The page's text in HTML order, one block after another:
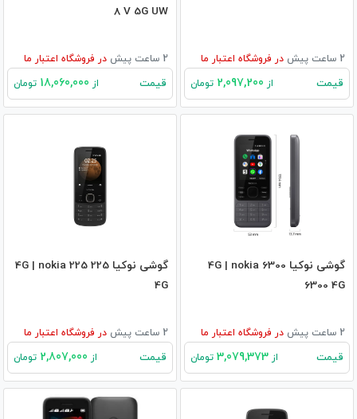
2 ساعت پیش در فروشگاه اعتبار ما
قیمت از تومان
8 V 5G UW
2 ساعت پیش در فروشگاه اعتبار ما
قیمت از تومان
گوشی نوکیا 6300 4G | nokia
6300 4G
2 ساعت پیش در فروشگاه اعتبار ما
قیمت از تومان
گوشی نوکیا 225 4G | nokia 225
4G
2 ساعت پیش در فروشگاه اعتبار ما
قیمت از تومان